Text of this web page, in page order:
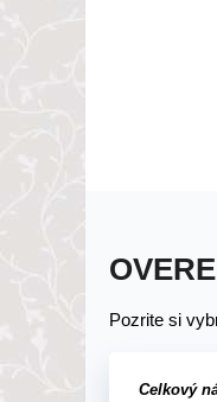
Pozrite si
Celkový